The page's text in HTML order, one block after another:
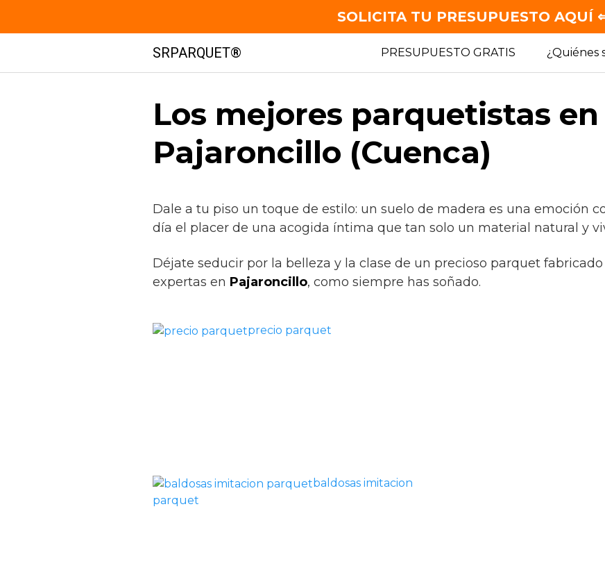
contenido
SRPARQUET® PRESUPUESTO GRATIS ¿Quiénes
Los mejores parquetistas en
Pajaroncillo (Cuenca)
Dale a tu piso un toque de estilo: un suelo de madera es una emoción
día el placer de una acogida íntima que tan solo un material natural y
Déjate seducir por la belleza y la clase de un precioso parquet
expertas en Pajaroncillo, como siempre has soñado.
precio parquet
baldosas imitacion
parquet
SOLICITA TU PRESUPUESTO AQUÍ